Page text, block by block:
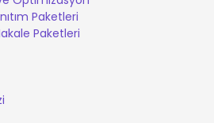
Paketleri
Paketleri